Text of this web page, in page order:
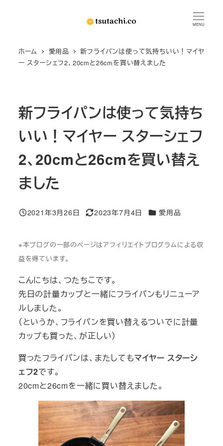
MENU
ホーム 愛用品
新フライパンは使って気持ちいい！マイヤ
ー スターシェフ2、20cmと26cmを買い替えました
新フライパンは使って気持ち
いい！マイヤー スターシェフ
2、20cmと26cmを買い替え
ました
投稿日
2021年3月26日
更新日
2023年7月4日 カテゴリー
愛用品
※本ブログの一部のページはアフィリエイトプログラムによる収
益を得ています。
こんにちは、つたちこです。
先日の計量カップと一緒にフライパンもリニューア
ルしました。
（というか、フライパンを買い替えるついでに計量
カップも買った、が正しい）
買ったフライパンは、またしてもマイヤー スターシ
ェフ2です。
20cmと26cmを一緒に買い替えました。